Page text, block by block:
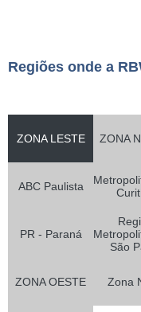
Regiões onde a
ZONA LESTE ZONA
ABC Paulista
PR - Paraná
São
ZONA OESTE Zona